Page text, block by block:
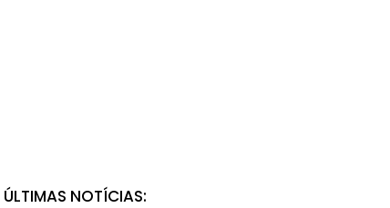
ÚLTIMAS NOTÍCIAS: